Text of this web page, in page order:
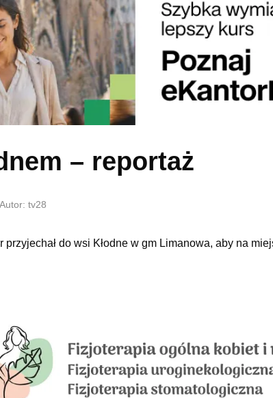
– reportaż
Autor: tv28
do wsi Kłodne w gm Limanowa, aby na